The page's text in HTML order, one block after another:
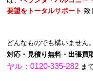
要望をトータルサポート 致
どんなものでも構いません。
対応・見積り無料・出張買
ヤル：0120-335-282 ま